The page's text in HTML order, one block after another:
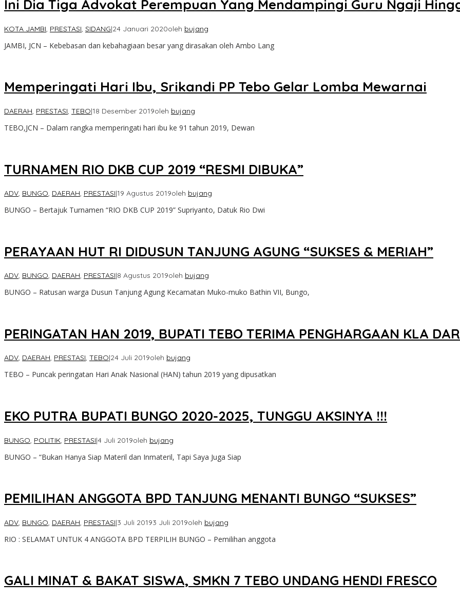
Ini Dia Tiga Advokat Perempuan Yang Mendampingi Guru Ngaji
KOTA JAMBI, PRESTASI, SIDANG|24 Januari 2020oleh bujang
JAMBI, JCN – Kebebasan dan kebahagiaan besar yang dirasakan oleh Ambo Lang
Memperingati Hari Ibu, Srikandi PP Tebo Gelar Lomba Mewarnai
DAERAH, PRESTASI, TEBO|18 Desember 2019oleh bujang
TEBO,JCN – Dalam rangka memperingati hari ibu ke 91 tahun 2019, Dewan
TURNAMEN RIO DKB CUP 2019 “RESMI DIBUKA”
ADV, BUNGO, DAERAH, PRESTASI|19 Agustus 2019oleh bujang
BUNGO – Bertajuk Turnamen “RIO DKB CUP 2019” Supriyanto, Datuk Rio Dwi
PERAYAAN HUT RI DIDUSUN TANJUNG AGUNG “SUKSES & MERIAH”
ADV, BUNGO, DAERAH, PRESTASI|8 Agustus 2019oleh bujang
BUNGO – Ratusan warga Dusun Tanjung Agung Kecamatan Muko-muko Bathin VII, Bungo,
PERINGATAN HAN 2019, BUPATI TEBO TERIMA PENGHARGAAN KLA
ADV, DAERAH, PRESTASI, TEBO|24 Juli 2019oleh bujang
TEBO – Puncak peringatan Hari Anak Nasional (HAN) tahun 2019 yang dipusatkan
EKO PUTRA BUPATI BUNGO 2020-2025, TUNGGU AKSINYA !!!
BUNGO, POLITIK, PRESTASI|4 Juli 2019oleh bujang
BUNGO – “Bukan Hanya Siap Materil dan Inmateril, Tapi Saya Juga Siap
PEMILIHAN ANGGOTA BPD TANJUNG MENANTI BUNGO “SUKSES”
ADV, BUNGO, DAERAH, PRESTASI|3 Juli 20193 Juli 2019oleh bujang
RIO : SELAMAT UNTUK 4 ANGGOTA BPD TERPILIH BUNGO – Pemilihan anggota
GALI MINAT & BAKAT SISWA, SMKN 7 TEBO UNDANG HENDI FRESCO